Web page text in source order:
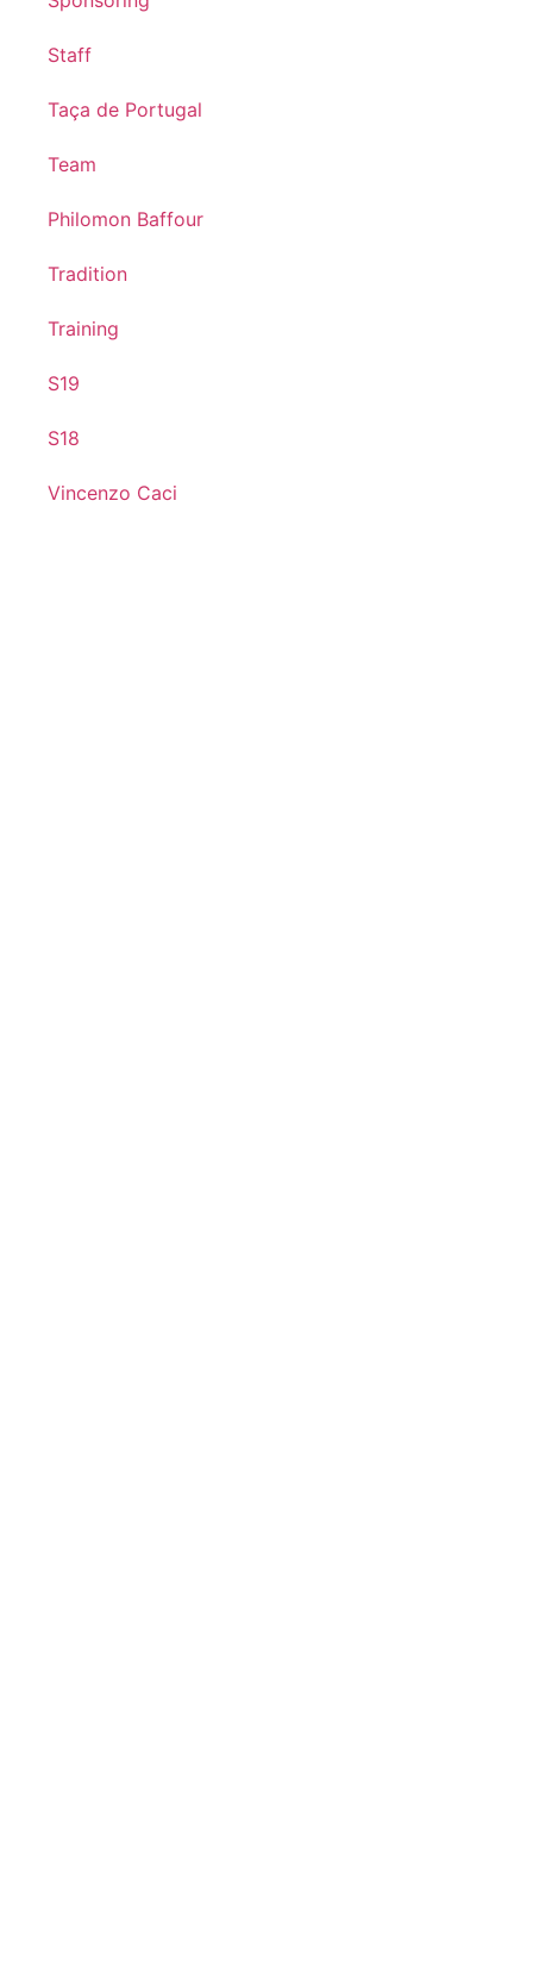
Staff
Taça de Portugal
Team
Philomon Baffour
Tradition
Training
S19
S18
Vincenzo Caci